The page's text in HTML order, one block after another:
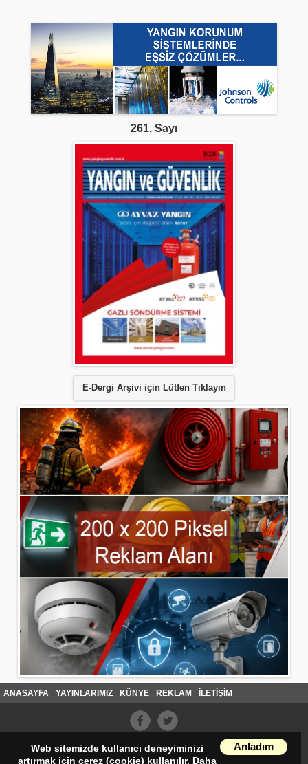
261. Sayı
E-Dergi Arşivi için Lütfen Tıklayın
Anladım
Web sitemizde kullanıcı deneyiminizi
artırmak için çerez (cookie) kullanılır. Daha
ANASAYFA YAYINLARIMIZ KÜNYE REKLAM İLETİŞİM